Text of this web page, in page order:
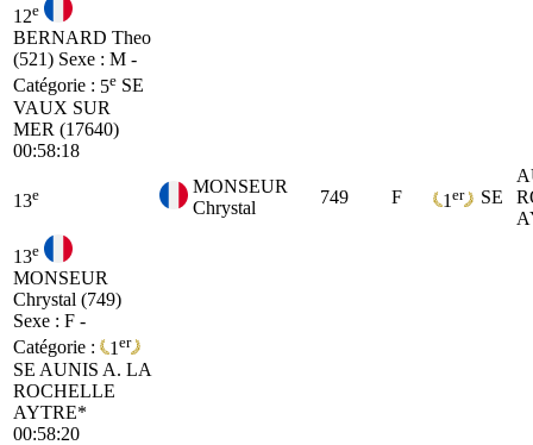
12e
BERNARD Theo
(521) Sexe : M -
Catégorie : 5e SE
VAUX SUR
MER (17640)
00:58:18
13e
MONSEUR
Chrystal
749 F 1 er SE
13e
MONSEUR
Chrystal (749)
Sexe : F -
Catégorie :
1 er
SE AUNIS A. LA
ROCHELLE
AYTRE*
00:58:20